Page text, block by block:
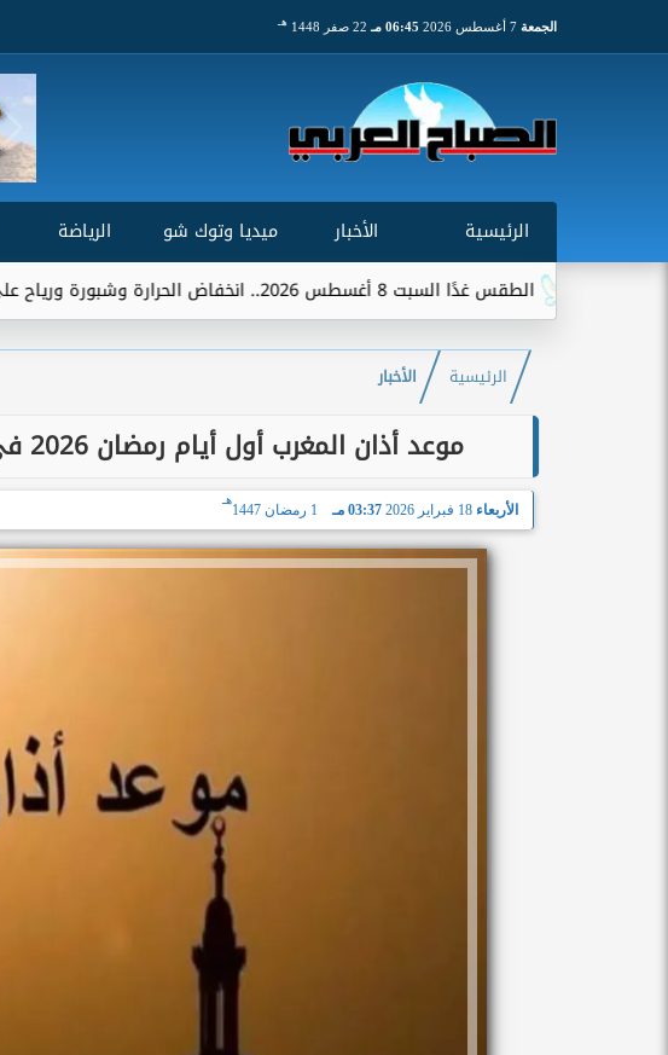
الجمعة 06:45 مـ 22 صفر 1448 هـ
الرئيسية الأخبار ميديا وتوك شو الرياضة
الطقس غدًا السبت 8 أغسطس 2026.. انخفاض الحرارة وشبورة ورياح على عدة...
الرئيسية الأخبار
موعد أذان المغرب أول أيام رمضان 2026 في محافظات مصر.. تعرف عليها الآن
الأربعاء 18 فبراير 2026 03:37 مـ 1 رمضان 1447
هـ